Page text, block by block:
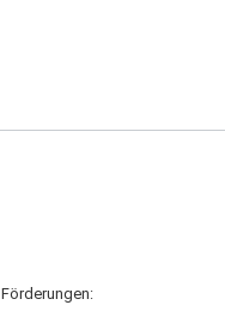
Förderungen: